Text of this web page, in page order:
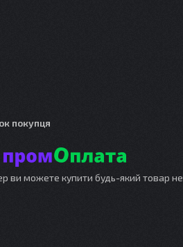
покупця
ви можете купити будь-який товар не